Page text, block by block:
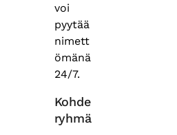
voi
pyytää
nimett
ömänä
24/7.
Kohde
ryhmä